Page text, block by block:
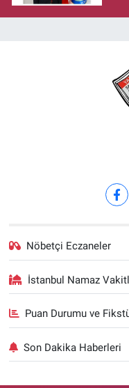
Nöbetçi Eczaneler
İstanbul Namaz
Puan Durumu ve
Son Dakika Haberleri